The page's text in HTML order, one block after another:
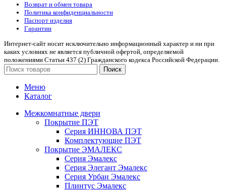
Возврат и обмен товара
Политика конфиденциальности
Паспорт изделия
Гарантии
Интернет-сайт носит исключительно информационный характер и ни при
каких условиях не является публичной офертой, определяемой
положениями Статьи 437 (2) Гражданского кодекса Российской Федерации.
Поиск
Меню
Каталог
Межкомнатные двери
Покрытие ПЭТ
Серия ИННОВА ПЭТ
Комплектующие ПЭТ
Покрытие ЭМАЛЕКС
Серия Эмалекс
Серия Элегант Эмалекс
Серия Урбан Эмалекс
Плинтус Эмалекс